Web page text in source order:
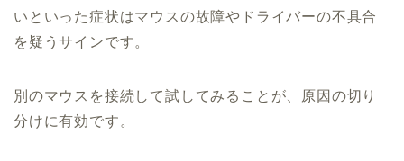
いといった症状はマウスの故障やドライバーの不具合
を疑うサインです。
別のマウスを接続して試してみることが、原因の切り
分けに有効です。